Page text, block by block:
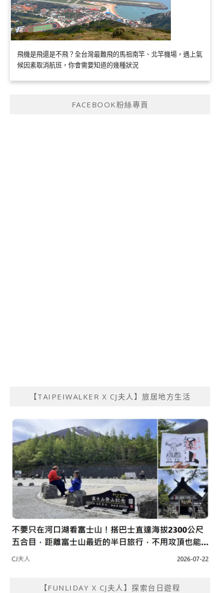
飛機是飛還是不飛？全台灣最難飛的馬祖南竿、北竿機場，遇上氣
候因素取消航班，你會需要知道的幾種狀況
FACEBOOK粉絲專頁
【TAIPEIWALKER X CJ夫人】旅居地方生活
【FUNLIDAY X CJ夫人】探索台日遊程